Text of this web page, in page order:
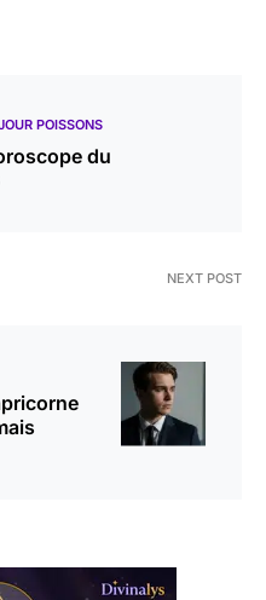
POISSONS
du
NEXT POST